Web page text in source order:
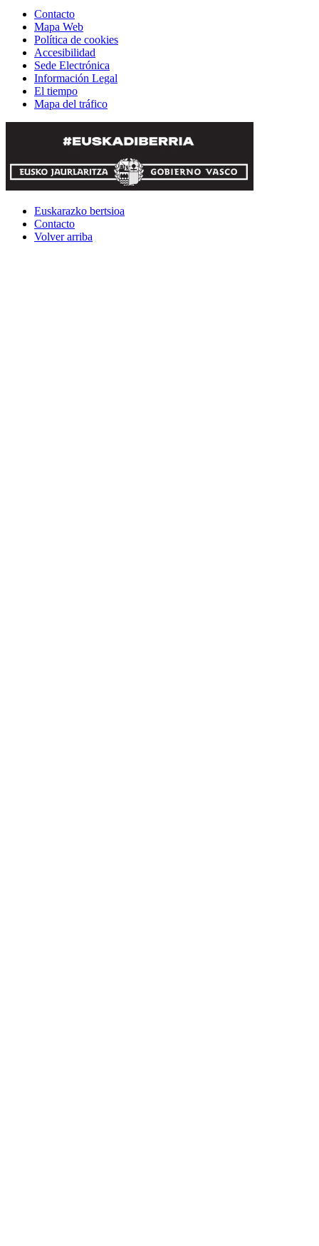
Contacto
Mapa Web
Política de cookies
Accesibilidad
Sede Electrónica
Información Legal
El tiempo
Mapa del tráfico
Euskarazko bertsioa
Contacto
Volver arriba